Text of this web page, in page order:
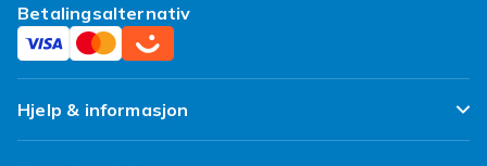
Betalingsalternativ
Hjelp & informasjon